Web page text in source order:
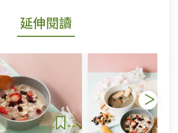
延伸閱讀